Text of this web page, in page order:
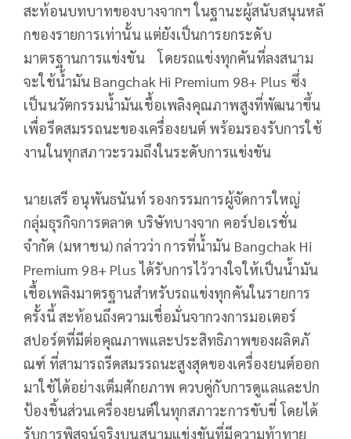
สะท้อนบทบาทของบางจากฯ ในฐานะผู้สนับสนุนหลั
กของรายการเท่านั้น แต่ยังเป็นการยกระดับ
มาตรฐานการแข่งขัน โดยรถแข่งทุกคันที่ลงสนาม
จะใช้น้ำมัน Bangchak Hi Premium 98+ Plus ซึ่ง
เป็นนวัตกรรมน้ำมันเชื้อเพลิงคุณภาพสูงที่พัฒนาขึ้น
เพื่อรีดสมรรถนะของเครื่องยนต์ พร้อมรองรับการใช้
งานในทุกสภาวะรวมถึงในระดับการแข่งขัน
นายเสรี อนุพันธนันท์ รองกรรมการผู้จัดการใหญ่
กลุ่มธุรกิจการตลาด บริษัทบางจาก คอร์ปอเรชั่น
จำกัด (มหาชน) กล่าวว่า การที่น้ำมัน Bangchak Hi
Premium 98+ Plus ได้รับการไว้วางใจให้เป็นน้ำมัน
เชื้อเพลิงมาตรฐานสำหรับรถแข่งทุกคันในรายการ
ครั้งนี้ สะท้อนถึงความเชื่อมั่นจากวงการมอเตอร์
สปอร์ตที่มีต่อคุณภาพและประสิทธิภาพของผลิตภั
ณฑ์ ที่สามารถรีดสมรรถนะสูงสุดของเครื่องยนต์ออก
มาใช้ได้อย่างเต็มศักยภาพ ควบคู่กับการดูแลและปก
ป้องชิ้นส่วนเครื่องยนต์ในทุกสภาวะการขับขี่ โดยได้
รับการพิสูจน์จริงบนสนามแข่งขันที่มีความท้าทาย